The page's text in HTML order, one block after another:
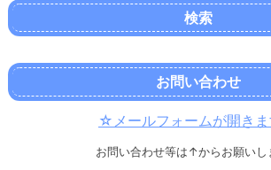
検索
お問い合わせ
☆メールフォームが開き
お問い合わせ等は↑からお願いし